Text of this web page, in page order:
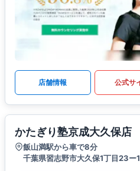
店舗情報 公式サ
かたぎり塾京成大久保店
飯山満駅から車で8分
千葉県習志野市大久保1丁目23ー